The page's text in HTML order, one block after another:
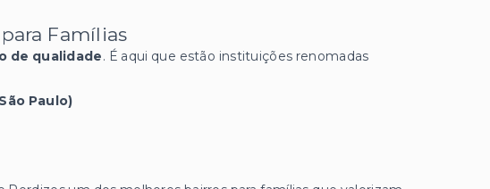
Famílias
de qualidade. É aqui que estão instituições renomadas
Paulo)